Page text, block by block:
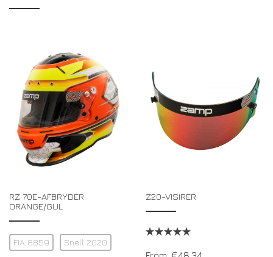
RZ 70E-AFBRYDER
ORANGE/GUL
FIA 8859 Snell 2020
Z20-VISIRER